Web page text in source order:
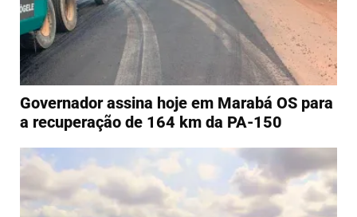
Governador assina hoje em Marabá OS para
a recuperação de 164 km da PA-150